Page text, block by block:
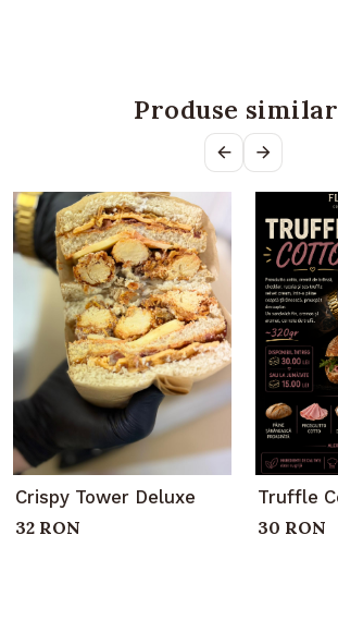
Produse
Crispy Tower Deluxe
32 RON
Truffle
30 RON